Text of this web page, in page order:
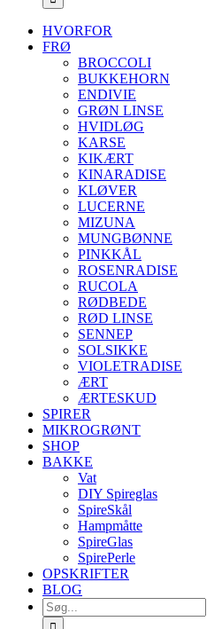
HVORFOR
FRØ
BROCCOLI
BUKKEHORN
ENDIVIE
GRØN LINSE
HVIDLØG
KARSE
KIKÆRT
KINARADISE
KLØVER
LUCERNE
MIZUNA
MUNGBØNNE
PINKKÅL
ROSENRADISE
RUCOLA
RØDBEDE
RØD LINSE
SENNEP
SOLSIKKE
VIOLETRADISE
ÆRT
ÆRTESKUD
SPIRER
MIKROGRØNT
SHOP
BAKKE
Vat
DIY Spireglas
SpireSkål
Hampmåtte
SpireGlas
SpirePerle
OPSKRIFTER
BLOG
Søg
efter: